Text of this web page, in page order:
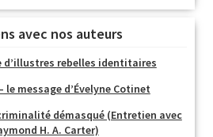
avec nos auteurs
d’illustres rebelles identitaires
le message d’Évelyne Cotinet
démasqué (Entretien avec
H. A. Carter)